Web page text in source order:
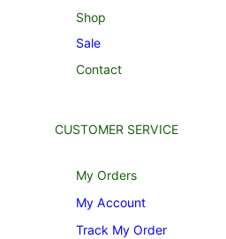
Shop
Sale
Contact
CUSTOMER SERVICE
My Orders
My Account
Track My Order